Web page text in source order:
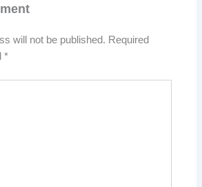
will not be published. Required
*